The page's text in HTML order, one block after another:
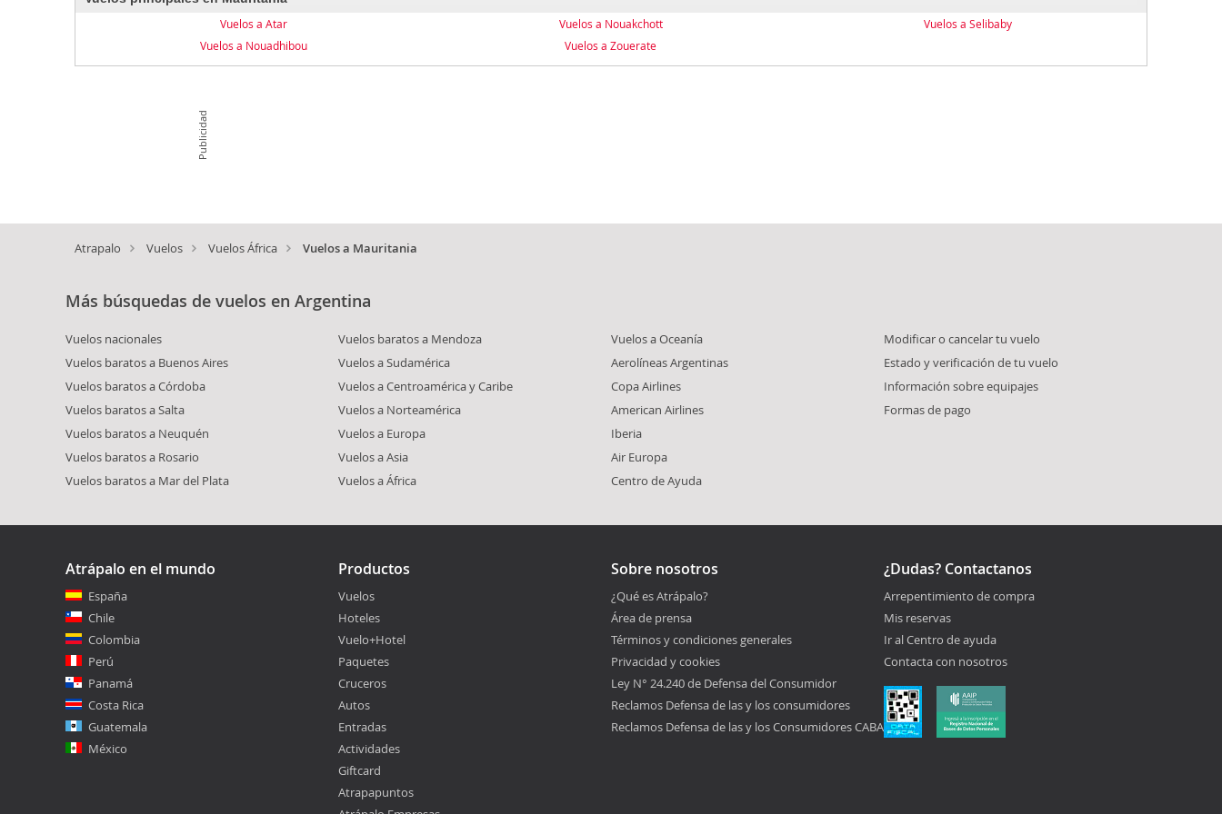
Vuelos a Atar
Vuelos a Nouadhibou
Vuelos a Nouakchott
Vuelos a Zouerate
Vuelos a Selibaby
Publicidad
Atrapalo Vuelos Vuelos África Vuelos a Mauritania
Más búsquedas de vuelos en Argentina
Vuelos nacionales
Vuelos baratos a Buenos Aires
Vuelos baratos a Córdoba
Vuelos baratos a Salta
Vuelos baratos a Neuquén
Vuelos baratos a Rosario
Vuelos baratos a Mar del Plata
Vuelos baratos a Mendoza
Vuelos a Sudamérica
Vuelos a Centroamérica y Caribe
Vuelos a Norteamérica
Vuelos a Europa
Vuelos a Asia
Vuelos a África
Vuelos a Oceanía
Aerolíneas Argentinas
Copa Airlines
American Airlines
Iberia
Air Europa
Centro de Ayuda
Modificar o cancelar tu vuelo
Estado y verificación de tu vuelo
Información sobre equipajes
Formas de pago
Atrápalo en el mundo
España
Chile
Colombia
Perú
Panamá
Costa Rica
Guatemala
México
Productos
Vuelos
Hoteles
Vuelo+Hotel
Paquetes
Cruceros
Autos
Entradas
Actividades
Giftcard
Atrapapuntos
Sobre nosotros
¿Qué es Atrápalo?
Área de prensa
Términos y condiciones generales
Privacidad y cookies
Ley N° 24.240 de Defensa del Consumidor
Reclamos Defensa de las y los consumidores
Reclamos Defensa de las y los Consumidores CABA
¿Dudas? Contactanos
Arrepentimiento de compra
Mis reservas
Ir al Centro de ayuda
Contacta con nosotros